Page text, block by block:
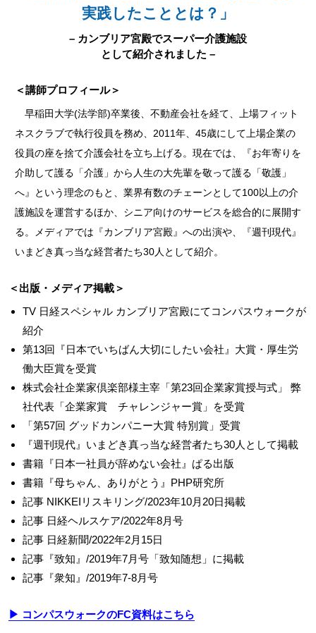
実践したこととは？」
– カンブリア宮殿でスーパー介護施設
として紹介されました –
＜講師プロフィール＞
早稲田大学(法学部)卒業後、不動産会社を経て、上場フィット
ネスクラブで執行役員を務め、2011年、45歳にして上場企業の
役員の座を捨て介護会社を立ち上げる。現在では、『お年寄りを
介助して護る「介護」から人生の大先輩を敬って護る「敬護」
へ』という理念のもと、業界有数のチェーンとして100以上の介
護施設を運営するほか、シニア向けのサービスを総合的に展開す
る。メディアでは『カンブリア宮殿』への出演や、『週刊現代』
いまどき真っ当な経営者たち30人として紹介。
＜出版・メディア掲載＞
TV 日経スペシャル カンブリア宮殿にてコンパスウォークが
紹介
第13回『日本でいちばん大切にしたい会社』大賞・厚生労
働大臣賞を受賞
株式会社企業家倶楽部様主宰「第23回企業家賞授与式」 弊
社代表「企業家賞 チャレンジャー賞」を受賞
「第57回 グッドカンパニー大賞 特別賞」受賞
『週刊現代』いまどき真っ当な経営者たち30人として掲載
書籍『日本一社員が辞めない会社』ぱる出版
書籍『母ちゃん、ありがとう』PHP研究所
記事 NIKKEIリスキリング/2023年10月20日掲載
記事 日経ヘルスケア/2022年8月号
記事 日経新聞/2022年2月15日
記事『致知』/2019年7月号「致知随想」に掲載
記事『衆知』/2019年7-8月号
▶ コンパスウォークのFC資料はこちら